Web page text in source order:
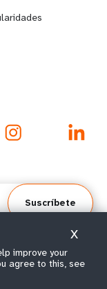
Suscríbete
2026.
improve your
agree to this, see
X